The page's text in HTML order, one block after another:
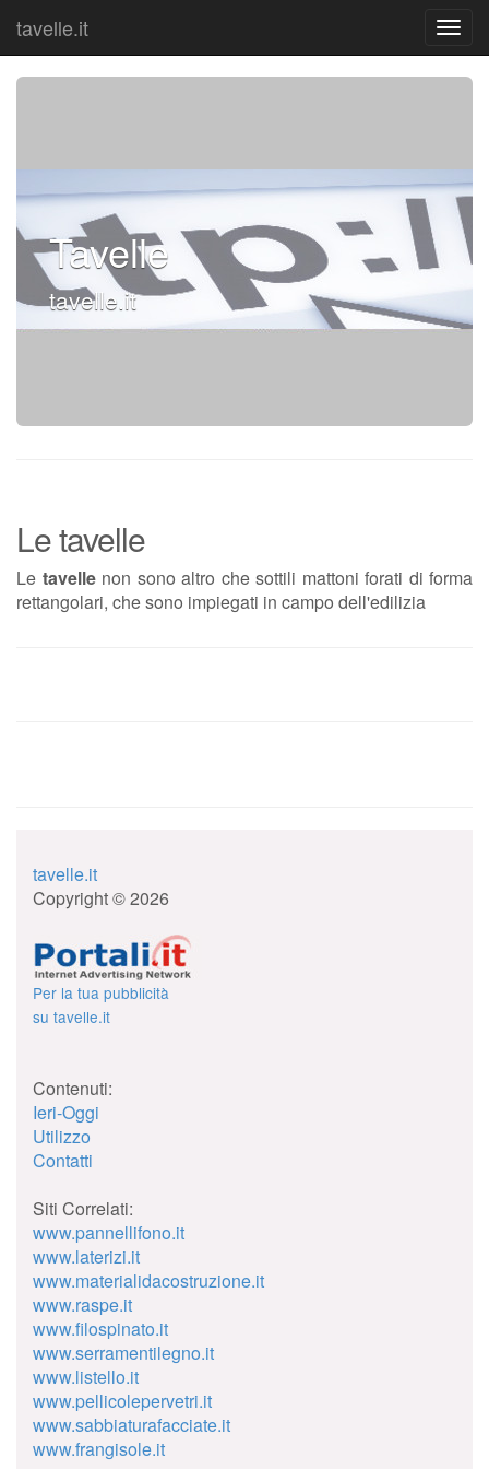
tavelle.it
Tavelle
tavelle.it
Le tavelle
Le tavellenon sono altro che sottili mattoni forati di forma
rettangolari, che sono impiegati in campo dell'edilizia
tavelle.it
Copyright © 2026
Per la tua pubblicità
su tavelle.it
Contenuti:
Ieri-Oggi
Utilizzo
Contatti
Siti Correlati:
www.pannellifono.it
www.laterizi.it
www.materialidacostruzione.it
www.raspe.it
www.filospinato.it
www.serramentilegno.it
www.listello.it
www.pellicolepervetri.it
www.sabbiaturafacciate.it
www.frangisole.it